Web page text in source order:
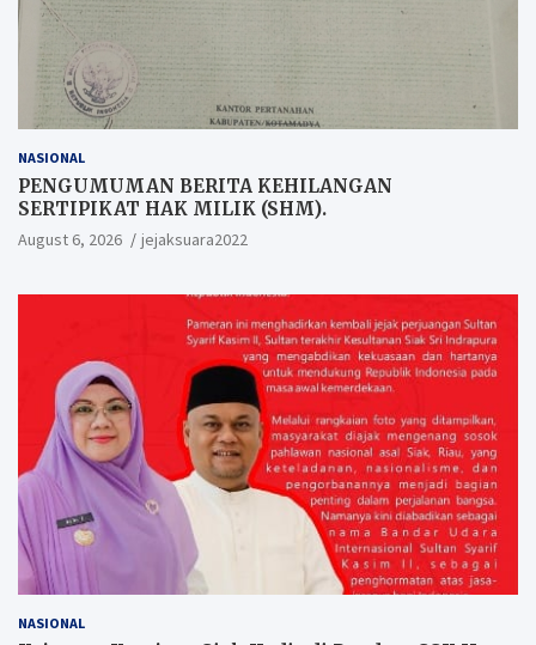
NASIONAL
PENGUMUMAN BERITA KEHILANGAN
SERTIPIKAT HAK MILIK (SHM).
August 6, 2026 jejaksuara2022
NASIONAL